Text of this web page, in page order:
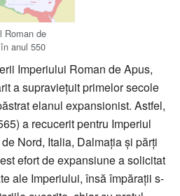
Roman de
anul 550
Imperiului Roman de Apus,
a supraviețuit primelor secole
elanul expansionist. Astfel,
a recucerit pentru Imperiul
Nord, Italia, Dalmația și părți
efort de expansiune a solicitat
ale Imperiului, însă împărații s-